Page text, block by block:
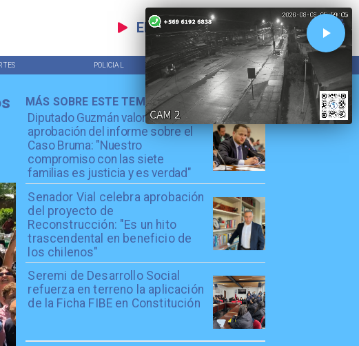
EN VIVO
POLICIAL TENDENCIAS
Diputado Guzmán valora
aprobación del informe sobre el
Caso Bruma: "Nuestro
compromiso con las siete
familias es justicia y es verdad"
Senador Vial celebra aprobación
del proyecto de
Reconstrucción: "Es un hito
trascendental en beneficio de
los chilenos"
Seremi de Desarrollo Social
refuerza en terreno la aplicación
de la Ficha FIBE en Constitución
MÁS SOBRE ESTE TEMA